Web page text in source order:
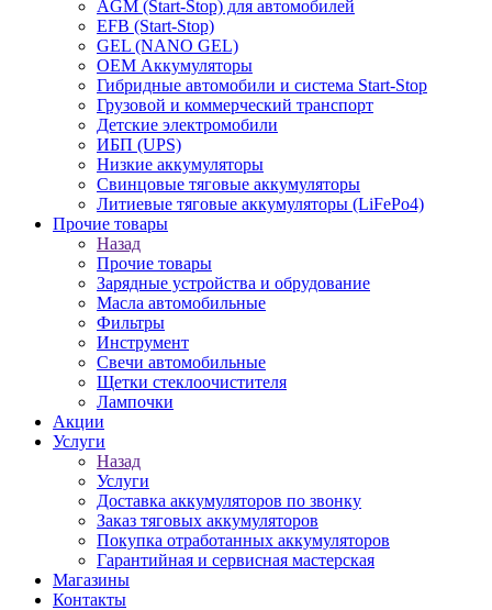
AGM (Start-Stop) для автомобилей
EFB (Start-Stop)
GEL (NANO GEL)
OEM Аккумуляторы
Гибридные автомобили и система Start-Stop
Грузовой и коммерческий транспорт
Детские электромобили
ИБП (UPS)
Низкие аккумуляторы
Свинцовые тяговые аккумуляторы
Литиевые тяговые аккумуляторы (LiFePo4)
Прочие товары
Назад
Прочие товары
Зарядные устройства и обрудование
Масла автомобильные
Фильтры
Инструмент
Свечи автомобильные
Щетки стеклоочистителя
Лампочки
Акции
Услуги
Назад
Услуги
Доставка аккумуляторов по звонку
Заказ тяговых аккумуляторов
Покупка отработанных аккумуляторов
Гарантийная и сервисная мастерская
Магазины
Контакты